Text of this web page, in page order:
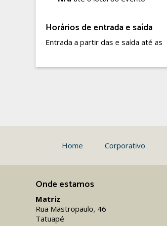
Horários de entrada e saída
Entrada a partir das e saída até as
Home Corporativo
Onde estamos
Matriz
Rua Mastropaulo, 46
Tatuapé